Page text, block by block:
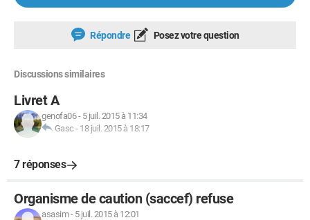
Répondre Posez votre question
Discussions similaires
Livret A
genofa06- 5 juil. 2015 à 11:34
Gasc - 18 juil. 2015 à 18:17
7 réponses
Organisme de caution (saccef) refuse
asasim- 5 juil. 2015 à 12:01